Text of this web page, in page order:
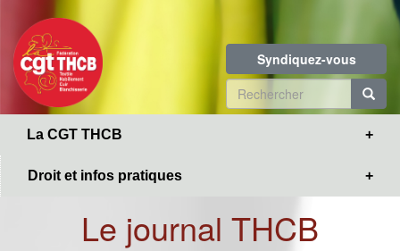
contenu
principal
Syndiquez-vous
Formulaire
de
La CGT THCB
Droit et infos pratiques
Le journal THCB